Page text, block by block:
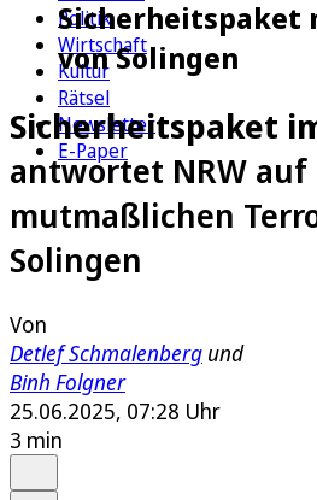
Politik
Wirtschaft
Kultur
Rätsel
Newsletter
E-Paper
Sicherheitspaket
von Solingen
Sicherheitspaket
antwortet NRW auf
mutmaßlichen
Solingen
Von
Detlef Schmalenberg und
Binh Folgner
25.06.2025, 07:28 Uhr
3 min